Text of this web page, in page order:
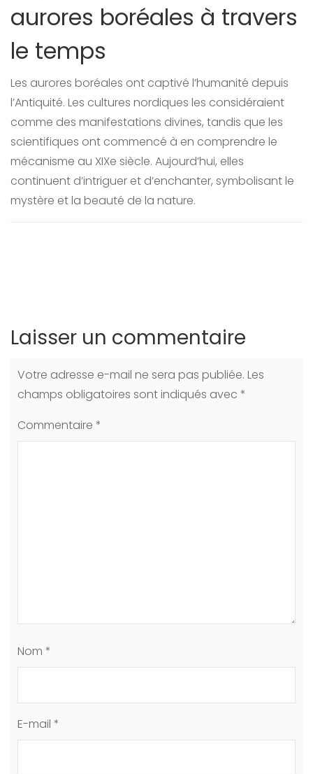
aurores boréales à travers
le temps
Les aurores boréales ont captivé l’humanité depuis
l’Antiquité. Les cultures nordiques les considéraient
comme des manifestations divines, tandis que les
scientifiques ont commencé à en comprendre le
mécanisme au XIXe siècle. Aujourd’hui, elles
continuent d’intriguer et d’enchanter, symbolisant le
mystère et la beauté de la nature.
Laisser un commentaire
Votre adresse e-mail ne sera pas publiée. Les
champs obligatoires sont indiqués avec *
Commentaire *
Nom *
E-mail *